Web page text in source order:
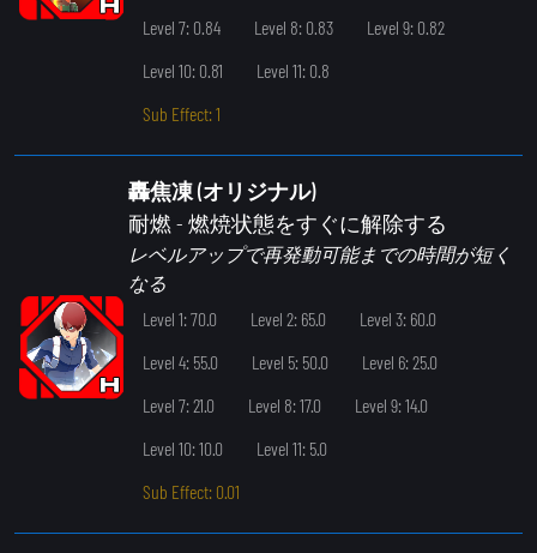
Level 7: 0.84
Level 8: 0.83
Level 9: 0.82
Level 10: 0.81
Level 11: 0.8
Sub Effect: 1
轟焦凍 (オリジナル)
耐燃 - 燃焼状態をすぐに解除する
レベルアップで再発動可能までの時間が短く
なる
Level 1: 70.0
Level 2: 65.0
Level 3: 60.0
Level 4: 55.0
Level 5: 50.0
Level 6: 25.0
Level 7: 21.0
Level 8: 17.0
Level 9: 14.0
Level 10: 10.0
Level 11: 5.0
Sub Effect: 0.01